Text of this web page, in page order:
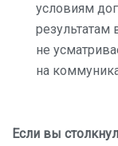
условиям
не
на
Если вы